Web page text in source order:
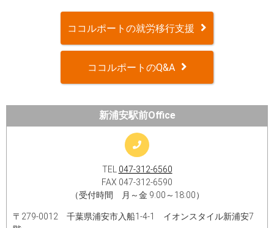
ココルポートの就労移行支援
ココルポートのQ&A
新浦安駅前Office
TEL 047-312-6560
FAX 047-312-6590
（受付時間 月～金 9:00～18:00）
〒279-0012 千葉県浦安市入船1-4-1 イオンスタイル新浦安7